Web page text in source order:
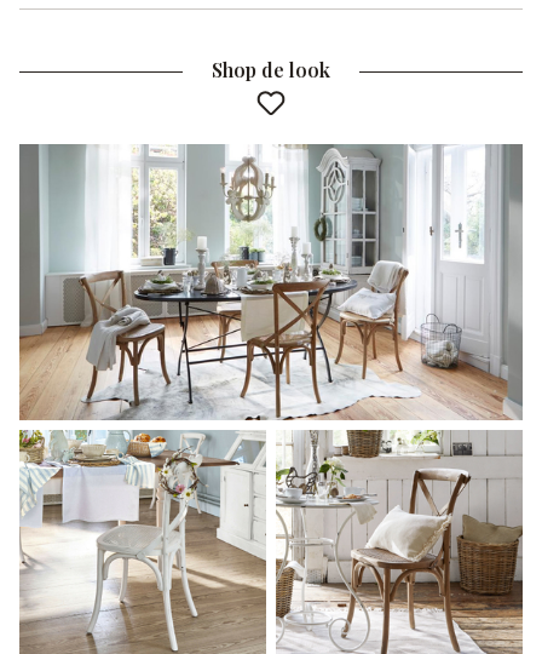
Shop de look